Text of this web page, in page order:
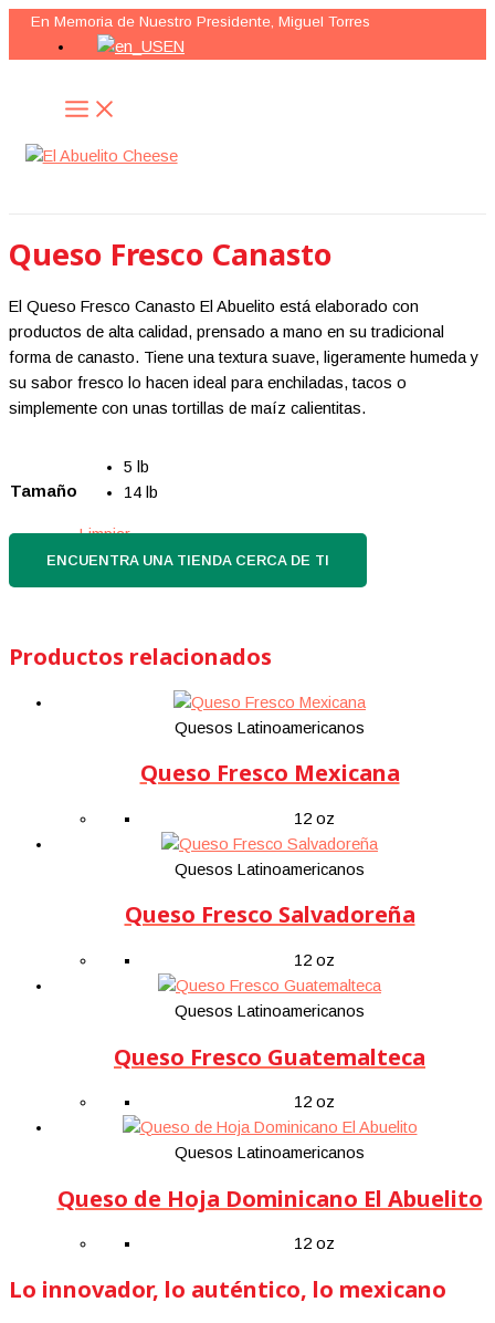
Ir
contenido
En Memoria de Nuestro Presidente, Miguel Torres
EN
MAIN
MENU
Queso Fresco Canasto
El Queso Fresco Canasto El Abuelito está elaborado con
productos de alta calidad, prensado a mano en su tradicional
forma de canasto. Tiene una textura suave, ligeramente humeda y
su sabor fresco lo hacen ideal para enchiladas, tacos o
simplemente con unas tortillas de maíz calientitas.
Tamaño
5 lb
14 lb
Limpiar
ENCUENTRA UNA TIENDA CERCA DE TI
Productos relacionados
Quesos Latinoamericanos
Queso Fresco Mexicana
12 oz
Quesos Latinoamericanos
Queso Fresco Salvadoreña
12 oz
Quesos Latinoamericanos
Queso Fresco Guatemalteca
12 oz
Quesos Latinoamericanos
Queso de Hoja Dominicano El Abuelito
12 oz
Lo innovador, lo auténtico, lo mexicano